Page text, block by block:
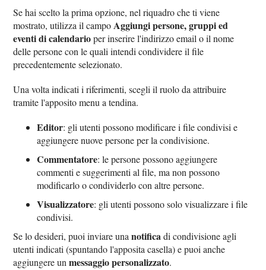
Se hai scelto la prima opzione, nel riquadro che ti viene
mostrato, utilizza il campo Aggiungi persone, gruppi ed
eventi di calendarioper inserire l'indirizzo email o il nome
delle persone con le quali intendi condividere il file
precedentemente selezionato.
Una volta indicati i riferimenti, scegli il ruolo da attribuire
tramite l'apposito menu a tendina.
Editor: gli utenti possono modificare i file condivisi e
aggiungere nuove persone per la condivisione.
Commentatore: le persone possono aggiungere
commenti e suggerimenti al file, ma non possono
modificarlo o condividerlo con altre persone.
Visualizzatore: gli utenti possono solo visualizzare i file
condivisi.
Se lo desideri, puoi inviare unanotificadi condivisione agli
utenti indicati (spuntando l'apposita casella) e puoi anche
aggiungere unmessaggio personalizzato.